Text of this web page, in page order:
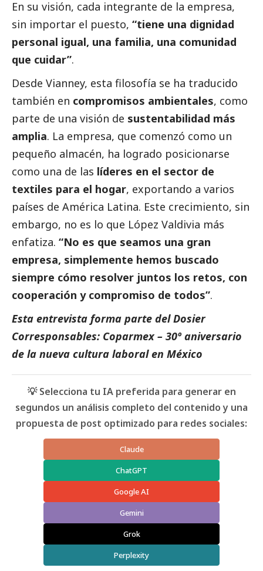
En su visión, cada integrante de la empresa,
sin importar el puesto, “tiene una dignidad
personal igual, una familia, una comunidad
que cuidar”.
Desde Vianney, esta filosofía se ha traducido
también en compromisos ambientales, como
parte de una visión de sustentabilidad más
amplia. La empresa, que comenzó como un
pequeño almacén, ha logrado posicionarse
como una de las líderes en el sector de
textiles para el hogar, exportando a varios
países de América Latina. Este crecimiento, sin
embargo, no es lo que López Valdivia más
enfatiza. “No es que seamos una gran
empresa, simplemente hemos buscado
siempre cómo resolver juntos los retos, con
cooperación y compromiso de todos”.
Esta entrevista forma parte del Dosier
Corresponsables: Coparmex – 30º aniversario
de la nueva cultura laboral en México
💡 Selecciona tu IA preferida para generar en
segundos un análisis completo del contenido y una
propuesta de post optimizado para redes sociales:
Claude
ChatGPT
Google AI
Gemini
Grok
Perplexity